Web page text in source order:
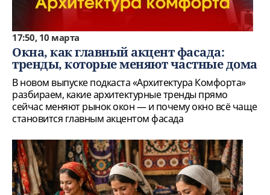
17:50, 10 марта
Окна, как главный акцент фасада:
тренды, которые меняют частные дома
В новом выпуске подкаста «Архитектура Комфорта»
разбираем, какие архитектурные тренды прямо
сейчас меняют рынок окон — и почему окно всё чаще
становится главным акцентом фасада